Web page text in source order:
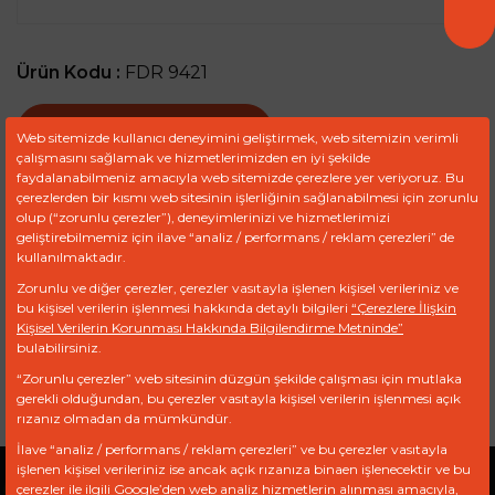
Ürün Kodu : FDR 9421
TEKLIF TALEP FORMU
Ref Marka Model
9918117 IVECO
Web sitemizde kullanıcı deneyimini geliştirmek, web sitemizin verimli
çalışmasını sağlamak ve hizmetlerimizden en iyi şekilde
faydalanabilmeniz amacıyla web sitemizde çerezlere yer veriyoruz. Bu
çerezlerden bir kısmı web sitesinin işlerliğinin sağlanabilmesi için zorunlu
olup (“zorunlu çerezler”), deneyimlerinizi ve hizmetlerimizi
geliştirebilmemiz için ilave “analiz / performans / reklam çerezleri” de
kullanılmaktadır.
Zorunlu ve diğer çerezler, çerezler vasıtayla işlenen kişisel verileriniz ve
bu kişisel verilerin işlenmesi hakkında detaylı bilgileri “Çerezlere İlişkin
Kişisel Verilerin Korunması Hakkında Bilgilendirme Metninde”
bulabilirsiniz.
“Zorunlu çerezler” web sitesinin düzgün şekilde çalışması için mutlaka
gerekli olduğundan, bu çerezler vasıtayla kişisel verilerin işlenmesi açık
rızanız olmadan da mümkündür.
İlave “analiz / performans / reklam çerezleri” ve bu çerezler vasıtayla
işlenen kişisel verileriniz ise ancak açık rızanıza binaen işlenecektir ve bu
çerezler ile ilgili Google’den web analiz hizmetlerin alınması amacıyla,